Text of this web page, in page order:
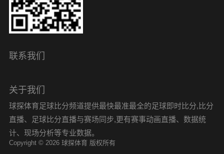
联系我们
关于我们
球探体育足球比分频道提供最快最准最全的足球即时比分,比分
直播、足球比分直播与赛场同步,更有赛事动画直播、数据统
计、现场分析等专业数据。
Copyright © 2026 球探体育 版权所有